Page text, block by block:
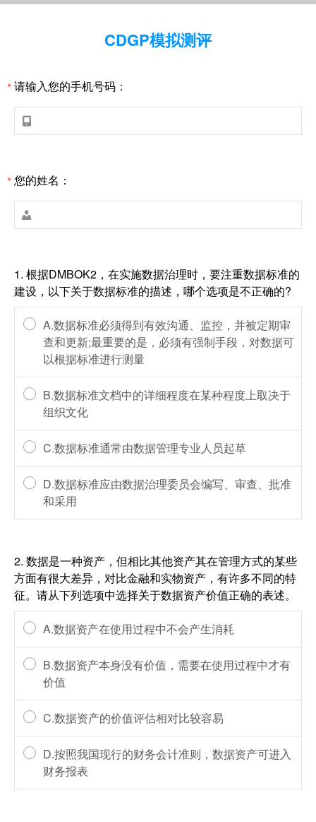
CDGP模拟测评
*请输入您的手机号码：

*您的姓名：

1. 根据DMBOK2，在实施数据治理时，要注重数据标准的
建设，以下关于数据标准的描述，哪个选项是不正确的?
A.数据标准必须得到有效沟通、监控，并被定期审
查和更新;最重要的是，必须有强制手段，对数据可
以根据标准进行测量
B.数据标准文档中的详细程度在某种程度上取决于
组织文化
C.数据标准通常由数据管理专业人员起草
D.数据标准应由数据治理委员会编写、审查、批准
和采用
2. 数据是一种资产，但相比其他资产其在管理方式的某些
方面有很大差异，对比金融和实物资产，有许多不同的特
征。请从下列选项中选择关于数据资产价值正确的表述。
A.数据资产在使用过程中不会产生消耗
B.数据资产本身没有价值，需要在使用过程中才有
价值
C.数据资产的价值评估相对比较容易
D.按照我国现行的财务会计准则，数据资产可进入
财务报表